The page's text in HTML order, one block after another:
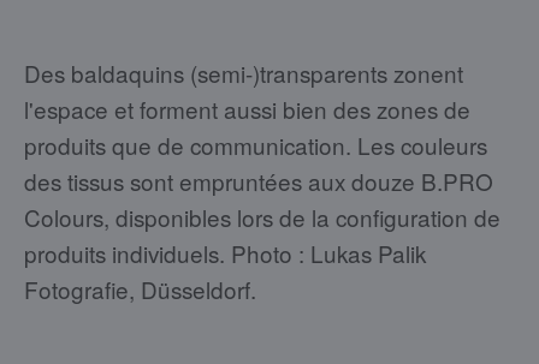
Des baldaquins (semi-)transparents zonent
l'espace et forment aussi bien des zones de
produits que de communication. Les couleurs
des tissus sont empruntées aux douze B.PRO
Colours, disponibles lors de la configuration de
produits individuels. Photo : Lukas Palik
Fotografie, Düsseldorf.